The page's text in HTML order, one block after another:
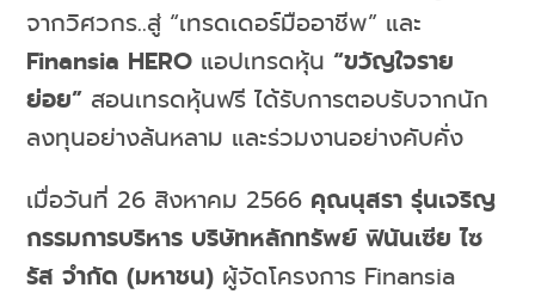
จากวิศวกร..สู่ “เทรดเดอร์มืออาชีพ” และ
Finansia HERO แอปเทรดหุ้น“ขวัญใจราย
ย่อย” สอนเทรดหุ้นฟรี ได้รับการตอบรับจากนัก
ลงทุนอย่างล้นหลาม และร่วมงานอย่างคับคั่ง
เมื่อวันที่ 26 สิงหาคม 2566 คุณนุสรา รุ่นเจริญ
กรรมการบริหาร บริษัทหลักทรัพย์ ฟินันเซีย ไซ
รัส จำกัด (มหาชน) ผู้จัดโครงการ Finansia